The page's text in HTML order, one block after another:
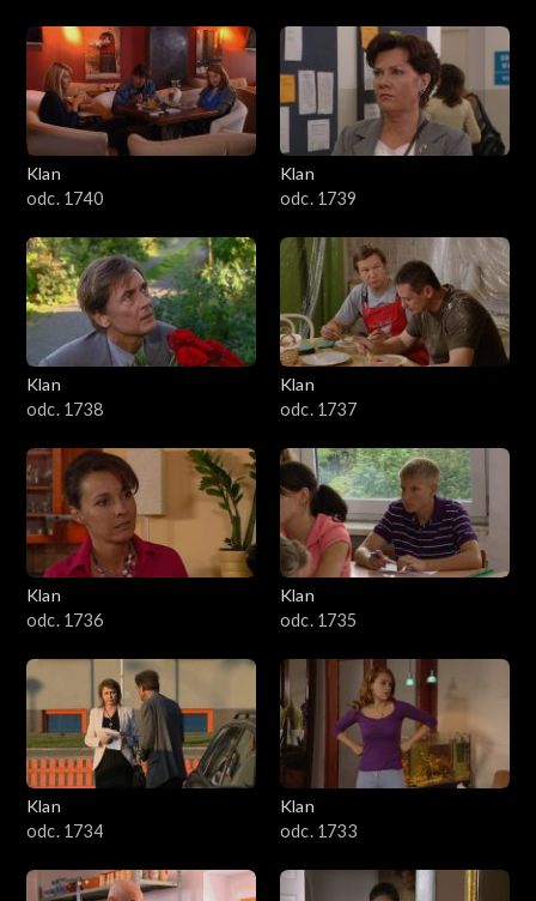
Klan
odc. 1740
Klan
odc. 1739
Klan
odc. 1738
Klan
odc. 1737
Klan
odc. 1736
Klan
odc. 1735
Klan
odc. 1734
Klan
odc. 1733